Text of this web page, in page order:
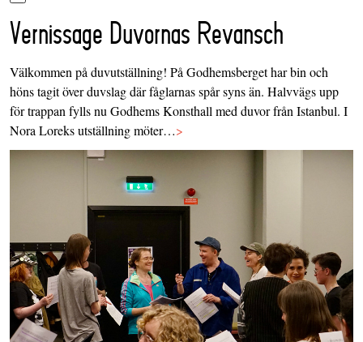
Vernissage Duvornas Revansch
Välkommen på duvutställning! På Godhemsberget har bin och
höns tagit över duvslag där fåglarnas spår syns än. Halvvägs upp
för trappan fylls nu Godhems Konsthall med duvor från Istanbul. I
Nora Loreks utställning möter…>